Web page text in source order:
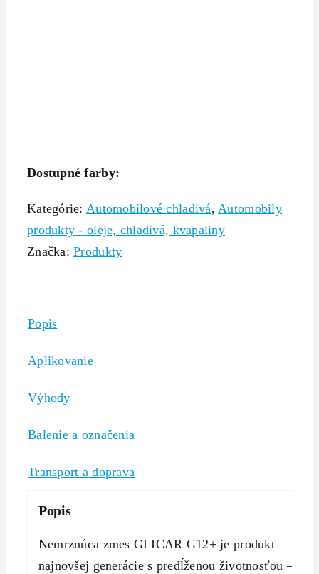
Dostupné farby:
Kategórie: Automobilové chladivá,Automobily
produkty - oleje, chladivá, kvapaliny
Značka:Produkty
Popis
Aplikovanie
Výhody
Balenie a označenia
Transport a doprava
Popis
Nemrznúca zmes GLICAR G12+ je produkt
najnovšej generácie s predĺženou životnosťou –